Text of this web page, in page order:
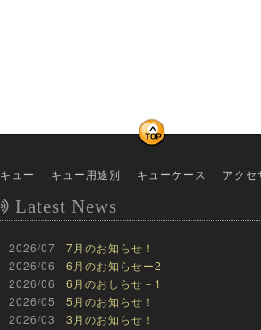
キュー キュー用途別 キューケース アクセ
Latest News
2026/07 7月のお知らせ！
2026/06 6月のお知らせー2
2026/06 6月のおしらせ－1
2026/05 5月のお知らせ！
2026/03 3月のお知らせ！